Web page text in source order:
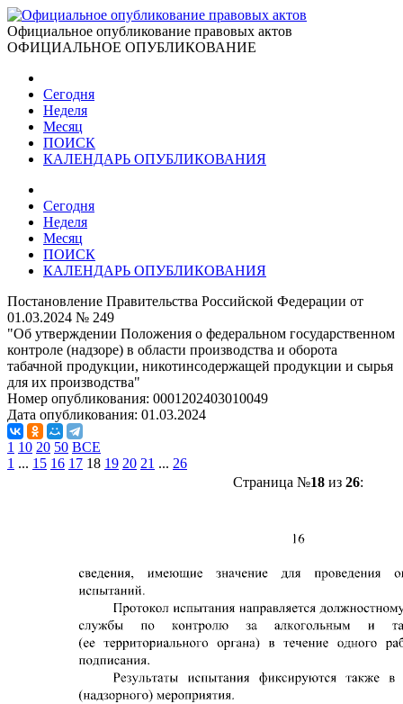
Официальное опубликование правовых актов
ОФИЦИАЛЬНОЕ ОПУБЛИКОВАНИЕ
Сегодня
Неделя
Месяц
ПОИСК
КАЛЕНДАРЬ ОПУБЛИКОВАНИЯ
Сегодня
Неделя
Месяц
ПОИСК
КАЛЕНДАРЬ ОПУБЛИКОВАНИЯ
Постановление Правительства Российской Федерации от
01.03.2024 № 249
"Об утверждении Положения о федеральном государственном
контроле (надзоре) в области производства и оборота
табачной продукции, никотинсодержащей продукции и сырья
для их производства"
Номер опубликования: 0001202403010049
Дата опубликования: 01.03.2024
1 10 20 50 ВСЕ
1 ... 15 16 17 18 19 20 21 ... 26
Страница №18из 26: